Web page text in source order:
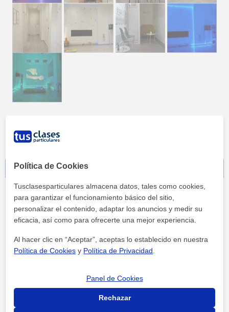
Contacta sin compromiso
Política de Cookies
Tusclasesparticulares almacena datos, tales como cookies,
para garantizar el funcionamiento básico del sitio,
personalizar el contenido, adaptar los anuncios y medir su
eficacia, así como para ofrecerte una mejor experiencia.
Al hacer clic en “Aceptar”, aceptas lo establecido en nuestra
Política de Cookies y Política de Privacidad
Panel de Cookies
Rechazar